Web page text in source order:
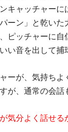
キャッチャー
ーン」と乾い
ピッチャーに
い音を出して捕
ーが、気持ち
が、通常の会話
気分よく話せる